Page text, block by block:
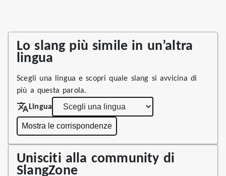
Lo slang più simile in un’altra
lingua
Scegli una lingua e scopri quale slang si avvicina di
più a questa parola.
Lingua
Mostra le corrispondenze
Unisciti alla community di
SlangZone